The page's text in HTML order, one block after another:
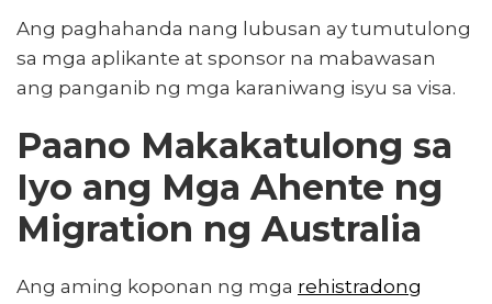
Ang paghahanda nang lubusan ay tumutulong
sa mga aplikante at sponsor na mabawasan
ang panganib ng mga karaniwang isyu sa visa.
Paano Makakatulong sa
Iyo ang Mga Ahente ng
Migration ng Australia
Ang aming koponan ng mga rehistradong